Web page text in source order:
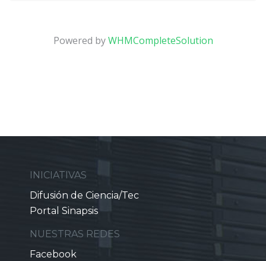
Powered byWHMCompleteSolution
INICIATIVAS
Difusión de Ciencia/Tec
Portal Sinapsis
NUESTRAS REDES
Facebook